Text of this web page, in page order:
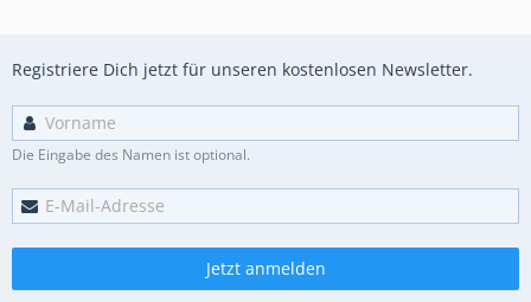
Registriere Dich jetzt für unseren kostenlosen Newsletter.
Die Eingabe des Namen ist optional.
Jetzt anmelden